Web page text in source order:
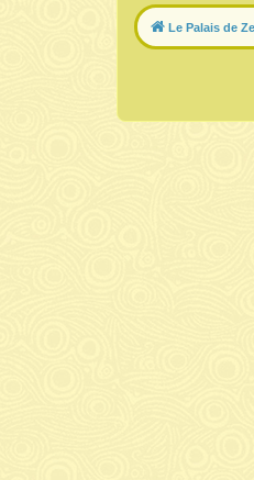
Le Palais de